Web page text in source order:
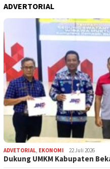
ADVERTORIAL
ADVETORIAL EKONOMI 22 Juli 2026
Dukung UMKM Kabupaten